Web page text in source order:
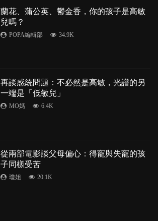
蘭花、蒲公英、鬱金香，你的孩子是高敏
兒嗎？
POPA編輯部 34.9K
再談感統問題：不必然是高敏，光譜的另
一端是「低敏兒」
MO媽 6.4K
從兩部電影談父母偏心：得寵與失寵的孩
子同樣受苦
瓊姐 20.1K